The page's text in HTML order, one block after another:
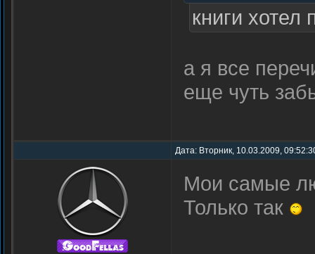
книги хотел
а я все
еще чуть
Дата: Вторник, 10.03.2009,
Мои самые
Только так